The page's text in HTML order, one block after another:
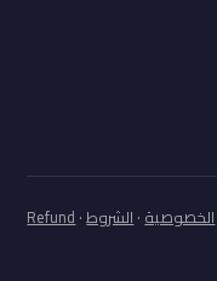
الخصوصية·الشروط·
Refund